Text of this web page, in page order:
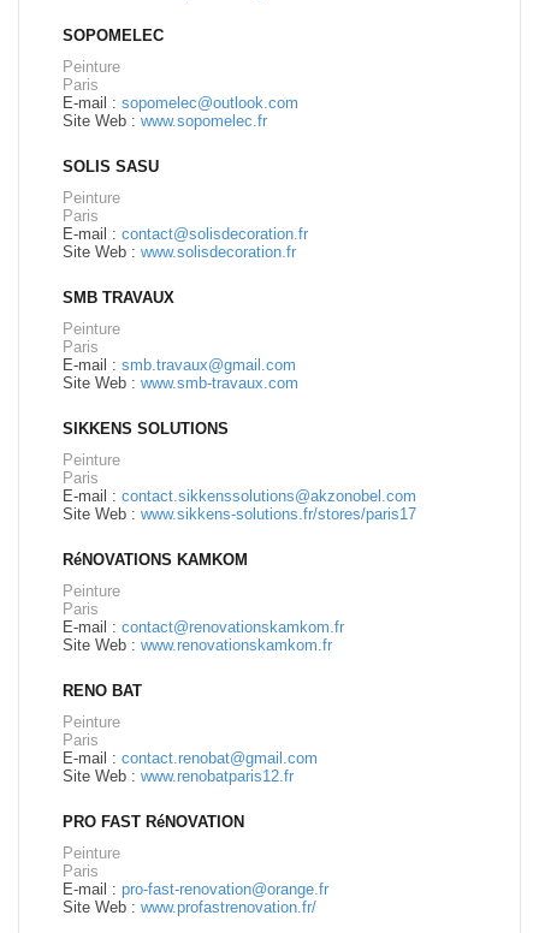
SOPOMELEC
Peinture
Paris
E-mail : sopomelec@outlook.com
Site Web : www.sopomelec.fr
SOLIS SASU
Peinture
Paris
E-mail : contact@solisdecoration.fr
Site Web : www.solisdecoration.fr
SMB TRAVAUX
Peinture
Paris
E-mail : smb.travaux@gmail.com
Site Web : www.smb-travaux.com
SIKKENS SOLUTIONS
Peinture
Paris
E-mail : contact.sikkenssolutions@akzonobel.com
Site Web : www.sikkens-solutions.fr/stores/paris17
RéNOVATIONS KAMKOM
Peinture
Paris
E-mail : contact@renovationskamkom.fr
Site Web : www.renovationskamkom.fr
RENO BAT
Peinture
Paris
E-mail : contact.renobat@gmail.com
Site Web : www.renobatparis12.fr
PRO FAST RéNOVATION
Peinture
Paris
E-mail : pro-fast-renovation@orange.fr
Site Web : www.profastrenovation.fr/